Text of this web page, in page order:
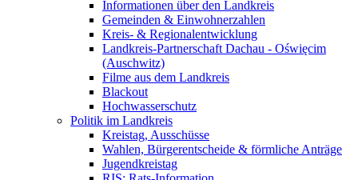
Informationen über den Landkreis
Gemeinden & Einwohnerzahlen
Kreis- & Regionalentwicklung
Landkreis-Partnerschaft Dachau - Oświęcim
(Auschwitz)
Filme aus dem Landkreis
Blackout
Hochwasserschutz
Politik im Landkreis
Kreistag, Ausschüsse
Wahlen, Bürgerentscheide & förmliche Anträge
Jugendkreistag